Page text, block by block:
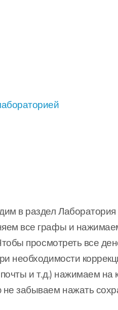
в раздел
все графы и
просмотреть все
необходимости
и т.д.) нажимаем на
забываем нажать